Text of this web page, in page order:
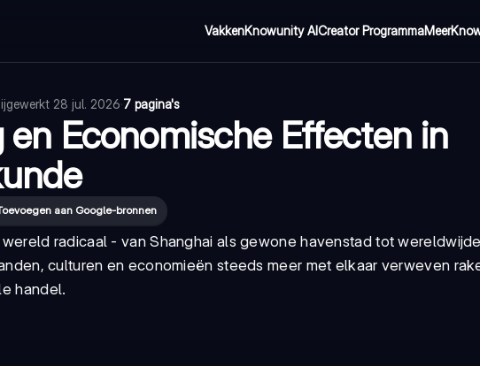
VakkenKnowunity AICreator ProgrammaMeer
28 jul. 2026·7 pagina's
en Economische Effecten in
aan Google-bronnen
radicaal - van Shanghai als gewone havenstad tot
culturen en economieën steeds meer met elkaar verweven
handel.